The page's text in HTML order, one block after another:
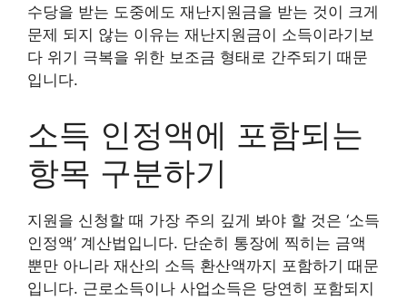
수당을 받는 도중에도 재난지원금을 받는 것이 크게
문제 되지 않는 이유는 재난지원금이 소득이라기보
다 위기 극복을 위한 보조금 형태로 간주되기 때문
입니다.
소득 인정액에 포함되는
항목 구분하기
지원을 신청할 때 가장 주의 깊게 봐야 할 것은 ‘소득
인정액’ 계산법입니다. 단순히 통장에 찍히는 금액
뿐만 아니라 재산의 소득 환산액까지 포함하기 때문
입니다. 근로소득이나 사업소득은 당연히 포함되지